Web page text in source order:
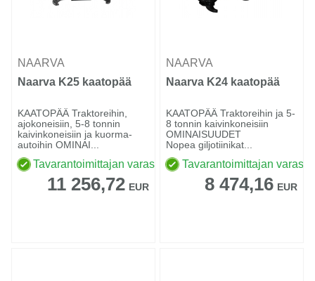
NAARVA
Naarva K25 kaatopää
KAATOPÄÄ Traktoreihin,
ajokoneisiin, 5-8 tonnin
kaivinkoneisiin ja kuorma-
autoihin OMINAI...
Tavarantoimittajan varastossa
11 256,72 EUR
NAARVA
Naarva K24 kaatopää
KAATOPÄÄ Traktoreihin ja 5-
8 tonnin kaivinkoneisiin
OMINAISUUDET
Nopea giljotiinikat...
Tavarantoimittajan
8 474,16 EUR